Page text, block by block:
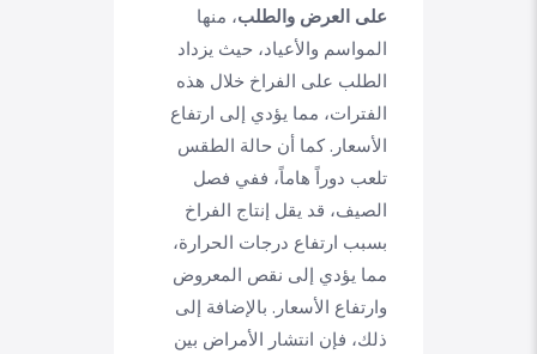
على العرض والطلب، منها
المواسم والأعياد، حيث يزداد
الطلب على الفراخ خلال هذه
الفترات، مما يؤدي إلى ارتفاع
الأسعار. كما أن حالة الطقس
تلعب دوراً هاماً، ففي فصل
الصيف، قد يقل إنتاج الفراخ
بسبب ارتفاع درجات الحرارة،
مما يؤدي إلى نقص المعروض
وارتفاع الأسعار. بالإضافة إلى
ذلك، فإن انتشار الأمراض بين